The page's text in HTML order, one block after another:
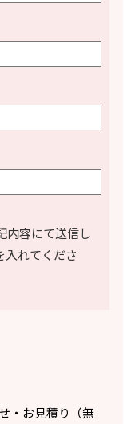
内容にて送信し
入れてくださ
・お見積り（無